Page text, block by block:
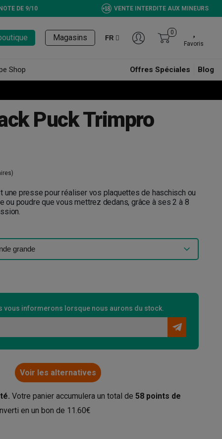
DE 9/10 VENTE INTERDITE AUX MINEURS
Magasins FR
0
Favoris
Shop Offres Spéciales Blog
Puck Trimpro
une presse pour réaliser vos plaquettes de haschisch ou
ou poudre que vous mettrez dedans, grâce à ses 2 à 8
vous informerons lorsque nous aurons du stock.
Voir les alternatives
Votre panier accumulera un total de 58 points de
en un bon de 11.60€